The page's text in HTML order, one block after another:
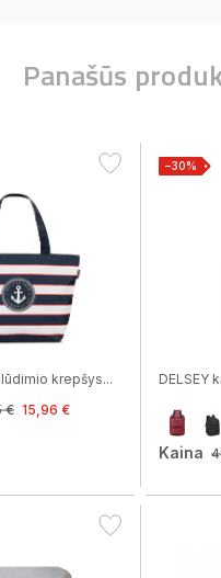
Panašūs
krepšys...
€ 15,96 €
−30%
DELSEY
Kaina